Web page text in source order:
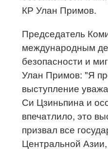
КР Улан Примов.
Председатель
международным
безопасности и
Улан Примов: "Я
выступление
Си Цзиньпина и
впечатлило, это
призвал все
Центральной